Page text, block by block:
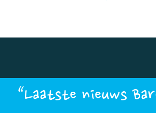
“Laatste nieuws